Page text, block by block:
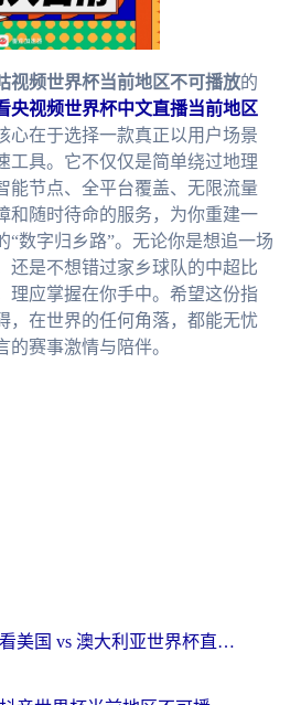
视频世界杯当前地区不可播放的
央视频世界杯中文直播当前地区
心在于选择一款真正以用户场景
工具。它不仅仅是简单绕过地理
能节点、全平台覆盖、无限流量
和随时待命的服务，为你重建一
“数字归乡路”。无论你是想追一场
还是不想错过家乡球队的中超比
理应掌握在你手中。希望这份指
，在世界的任何角落，都能无忧
赛事激情与陪伴。
在国外怎么看美国 vs 澳大利亚世界杯直播？海外党必藏的中文解说观赛指南